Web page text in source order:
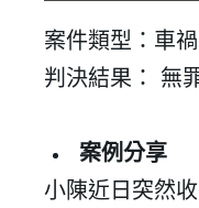
案件類型：車
判決結果： 無
案例分享
小陳近日突然